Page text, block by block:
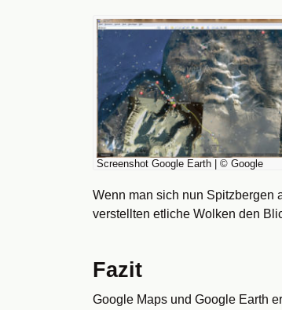
Screenshot Google Earth | © Google
Wenn man sich nun Spitzbergen
verstellten etliche Wolken den
Fazit
Google Maps und Google Earth